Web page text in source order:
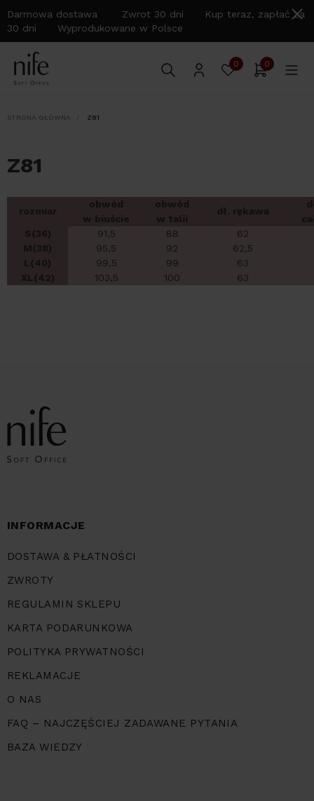
Darmowa dostawa Zwrot 30 dni Kup teraz, zapłać za
30 dni Wyprodukowane w Polsce
0 0
STRONA GŁÓWNA Z81
Z81
rozmiar
obwód
w biuście
obwód
w talii
dł. rękawa
S(36)
91,5 88
62
M(38)
95,5 92
62,5
L(40)
99,5 99
63
XL(42)
103,5 100 63
INFORMACJE
DOSTAWA & PŁATNOŚCI
ZWROTY
REGULAMIN SKLEPU
KARTA PODARUNKOWA
POLITYKA PRYWATNOŚCI
REKLAMACJE
O NAS
FAQ – NAJCZĘŚCIEJ ZADAWANE PYTANIA
BAZA WIEDZY